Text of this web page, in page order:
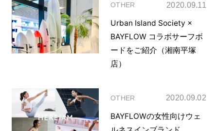
OTHER 2020.09.11
Urban Island Society ×
BAYFLOW コラボサーフボ
ードをご紹介（湘南平塚
店）
OTHER 2020.09.02
BAYFLOWの女性向けウェ